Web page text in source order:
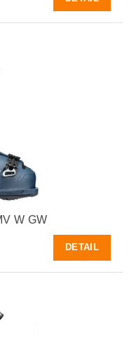
W GW
DETAIL